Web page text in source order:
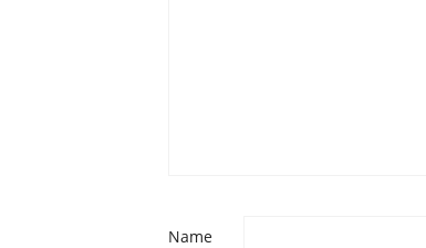
Name